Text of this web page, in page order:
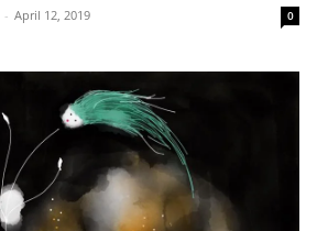
- April 12, 2019 0